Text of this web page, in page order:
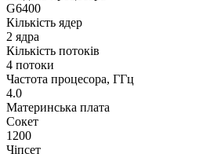
G6400
Кількість ядер
2 ядра
Кількість потоків
4 потоки
Частота процесора, ГГц
4.0
Материнська плата
Сокет
1200
Чіпсет